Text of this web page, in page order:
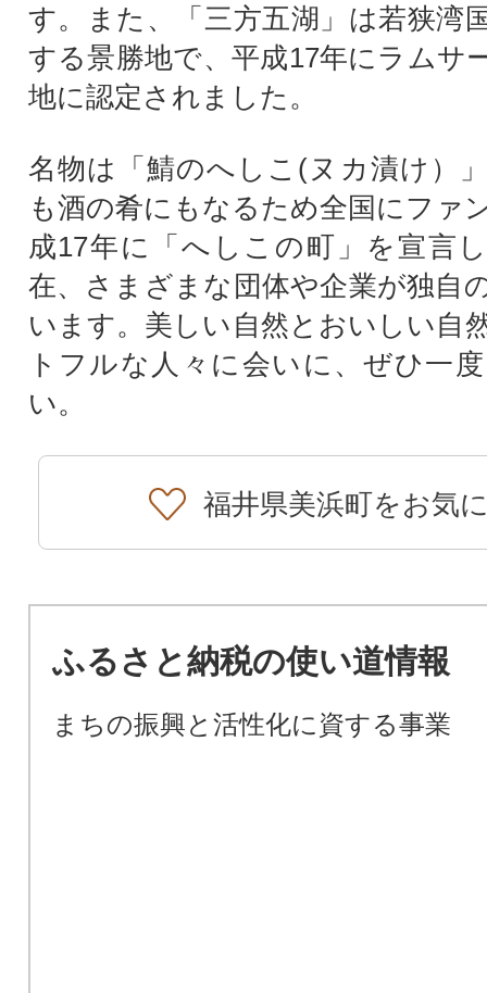
す。また、「三方五湖」は若狭湾
する景勝地で、平成17年にラムサ
地に認定されました。
名物は「鯖のへしこ(ヌカ漬け）
も酒の肴にもなるため全国にファ
成17年に「へしこの町」を宣言
在、さまざまな団体や企業が独自
います。美しい自然とおいしい自
トフルな人々に会いに、ぜひ一
い。
福井県美浜町をお気
ふるさと納税の使い道情報
まちの振興と活性化に資する事業